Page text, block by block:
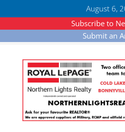
August 6,
Subscribe to
Submit an